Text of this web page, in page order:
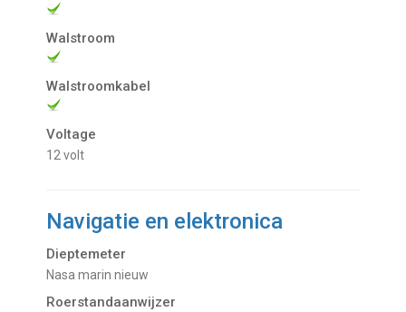
Walstroom
Walstroomkabel
Voltage
12 volt
Navigatie en elektronica
Dieptemeter
Nasa marin nieuw
Roerstandaanwijzer